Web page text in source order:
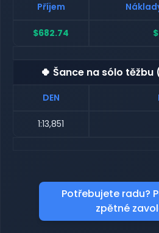
Příjem
$682.74
🍀 Šance na sólo
DEN
1:13,851
Potřebujete radu?
zpětné